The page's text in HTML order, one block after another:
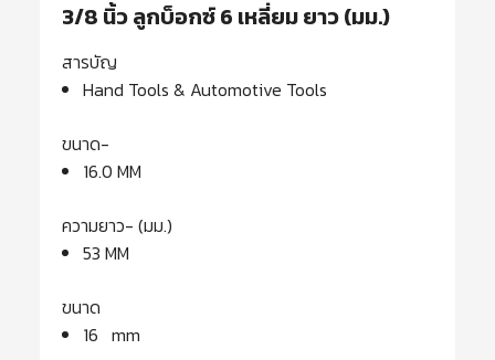
3/8 นิ้ว ลูกบ็อกซ์ 6 เหลี่ยม ยาว (มม.)
สารบัญ
Hand Tools & Automotive Tools
ขนาด-
16.0 MM
ความยาว- (มม.)
53 MM
ขนาด
16 mm